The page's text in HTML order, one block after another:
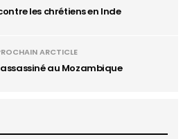
les chrétiens en Inde
ARCTICLE
au Mozambique